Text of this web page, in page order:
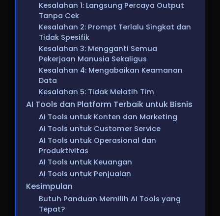
Kesalahan 1: Langsung Percaya Output
Tanpa Cek
Kesalahan 2: Prompt Terlalu Singkat dan
Tidak Spesifik
Kesalahan 3: Mengganti Semua
Pekerjaan Manusia Sekaligus
Kesalahan 4: Mengabaikan Keamanan
Data
Kesalahan 5: Tidak Melatih Tim
AI Tools dan Platform Terbaik untuk Bisnis
AI Tools untuk Konten dan Marketing
AI Tools untuk Customer Service
AI Tools untuk Operasional dan
Produktivitas
AI Tools untuk Keuangan
AI Tools untuk Penjualan
Kesimpulan
Butuh Panduan Memilih AI Tools yang
Tepat?